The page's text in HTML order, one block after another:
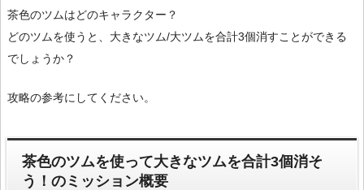
茶色のツムはどのキャラクター？
どのツムを使うと、大きなツム/大ツムを合計3個消すことができる
でしょうか？
攻略の参考にしてください。
茶色のツムを使って大きなツムを合計3個消そ
う！のミッション概要